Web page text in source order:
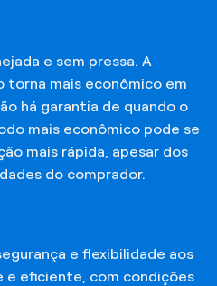
e sem pressa. A
torna mais econômico em
há garantia de quando o
mais econômico pode se
mais rápida, apesar dos
do comprador.
e flexibilidade aos
e eficiente, com condições